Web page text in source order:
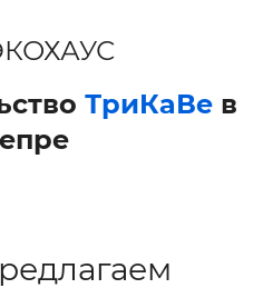
ТриКаВе в